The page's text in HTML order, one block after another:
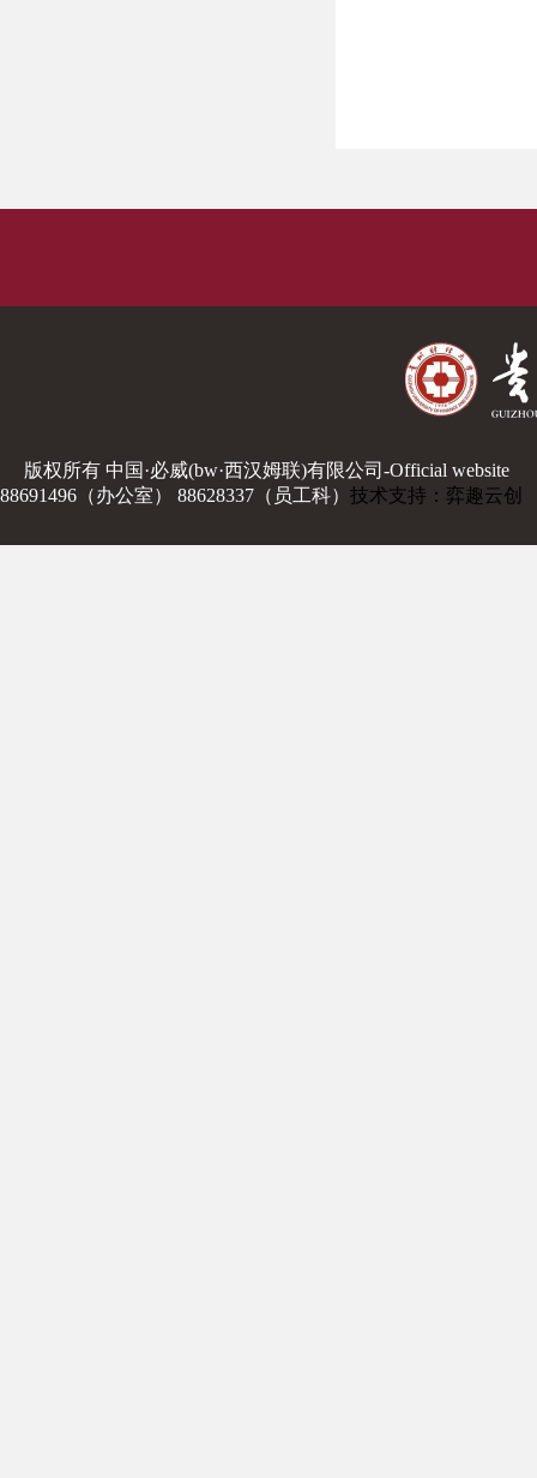
版权所有 中国·必威(bw·西汉姆联)有限公司-Official website
88691496（办公室） 88628337（员工科） 技术支持：弈趣云创